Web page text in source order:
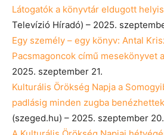
Látogatók a könyvtár eldugott
Televízió Híradó) – 2025.
Egy személy – egy könyv: Antal
Pacsmagoncok című mesekönyvet
2025. szeptember 21.
Kulturális Örökség Napja a
padlásig minden zugba
(szeged.hu) – 2025. szeptember 20.